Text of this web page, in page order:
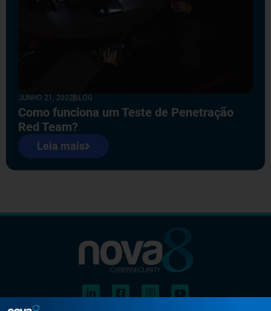
JUNHO 21, 2022 BLOG
Como funciona um Teste de Penetração
Red Team?
Leia mais